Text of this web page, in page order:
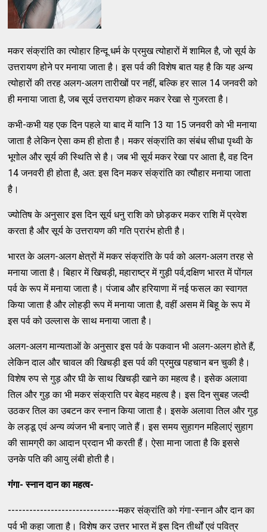
मकर संक्रांति का त्योहार हिन्दू धर्म के प्रमुख त्योहारों में शामिल है, जो सूर्य के
उत्तरायण होने पर मनाया जाता है। इस पर्व की विशेष बात यह है कि यह अन्य
त्योहारों की तरह अलग-अलग तारीखों पर नहीं, बल्कि हर साल 14 जनवरी को
ही मनाया जाता है, जब सूर्य उत्तरायण होकर मकर रेखा से गुजरता है।
कभी-कभी यह एक दिन पहले या बाद में यानि 13 या 15 जनवरी को भी मनाया
जाता है लेकिन ऐसा कम ही होता है। मकर संक्रांति का संबंध सीधा पृथ्वी के
भूगोल और सूर्य की स्थिति से है। जब भी सूर्य मकर रेखा पर आता है, वह दिन
14 जनवरी ही होता है, अत: इस दिन मकर संक्रांति का त्यौहार मनाया जाता
है।
ज्योतिष के अनुसार इस दिन सूर्य धनु राशि को छोड़कर मकर राशि में प्रवेश
करता है और सूर्य के उत्तरायण की गति प्रारंभ होती है।
भारत के अलग-अलग क्षेत्रों में मकर संक्रांति के पर्व को अलग-अलग तरह से
मनाया जाता है। बिहार में खिचड़ी, महाराष्ट्र में गुड़ी पर्व,दक्षिण भारत में पोंगल
पर्व के रूप में मनाया जाता है। पंजाब और हरियाणा में नई फसल का स्वागत
किया जाता है और लोहड़ी रूप में मनाया जाता है, वहीं असम में बिहू के रूप में
इस पर्व को उल्लास के साथ मनाया जाता है।
अलग-अलग मान्यताओं के अनुसार इस पर्व के पकवान भी अलग-अलग होते हैं,
लेकिन दाल और चावल की खिचड़ी इस पर्व की प्रमुख पहचान बन चुकी है।
विशेष रुप से गुड़ और घी के साथ खिचड़ी खाने का महत्व है। इसेक अलावा
तिल और गुड़ का भी मकर संक्राति पर बेहद महत्व है। इस दिन सुबह जल्दी
उठकर तिल का उबटन कर स्नान किया जाता है। इसके अलावा तिल और गुड़
के लड्डू एवं अन्य व्यंजन भी बनाए जाते हैं। इस समय सुहागन महिलाएं सुहाग
की सामग्री का आदान प्रदान भी करती हैं। ऐसा माना जाता है कि इससे
उनके पति की आयु लंबी होती है।
गंगा- स्नान दान का महत्व-
-------------------------------मकर संक्रांति को गंगा-स्नान और दान का
पर्व भी कहा जाता है। विशेष कर उत्तर भारत में इस दिन तीर्थों एवं पवित्र